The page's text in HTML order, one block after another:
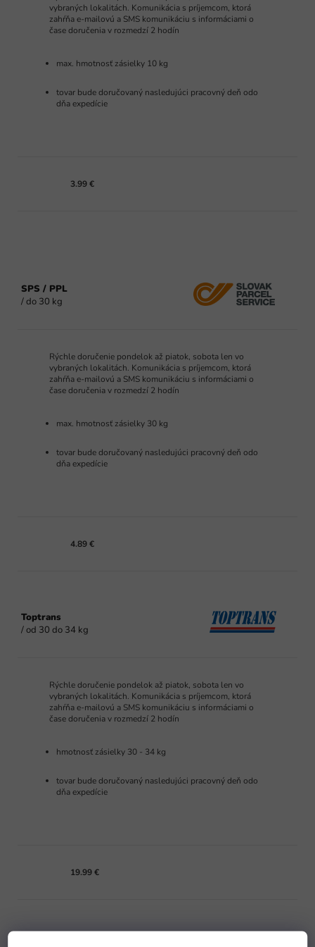
vybraných lokalitách. Komunikácia s príjemcom, ktorá
zahŕňa e-mailovú a SMS komunikáciu s informáciami o
čase doručenia v rozmedzí 2 hodín
max. hmotnosť zásielky 10 kg
tovar bude doručovaný nasledujúci pracovný deň odo
dňa expedície
3.99 €
SPS / PPL
/ do 30 kg
Rýchle doručenie pondelok až piatok, sobota len vo
vybraných lokalitách. Komunikácia s príjemcom, ktorá
zahŕňa e-mailovú a SMS komunikáciu s informáciami o
čase doručenia v rozmedzí 2 hodín
max. hmotnosť zásielky 30 kg
tovar bude doručovaný nasledujúci pracovný deň odo
dňa expedície
4.89 €
Toptrans
/ od 30 do 34 kg
Rýchle doručenie pondelok až piatok, sobota len vo
vybraných lokalitách. Komunikácia s príjemcom, ktorá
zahŕňa e-mailovú a SMS komunikáciu s informáciami o
čase doručenia v rozmedzí 2 hodín
hmotnosť zásielky 30 - 34 kg
tovar bude doručovaný nasledujúci pracovný deň odo
dňa expedície
19.99 €